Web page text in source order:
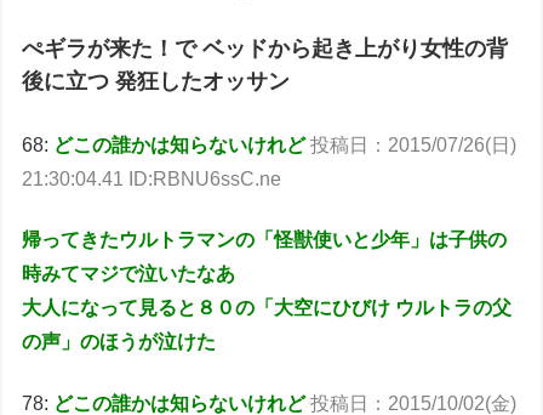
ぺギラが来た！で ベッドから起き上がり女性の背
後に立つ 発狂したオッサン
68: どこの誰かは知らないけれど 投稿日：2015/07/26(日)
21:30:04.41 ID:RBNU6ssC.ne
帰ってきたウルトラマンの「怪獣使いと少年」は子供の
時みてマジで泣いたなあ
大人になって見ると８０の「大空にひびけ ウルトラの父
の声」のほうが泣けた
78: どこの誰かは知らないけれど 投稿日：2015/10/02(金)